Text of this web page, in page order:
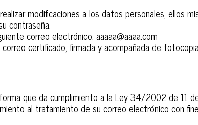
modificaciones a los datos personales, ellos
contraseña.
correo electrónico: aaaaa@aaaa.com
certificado, firmada y acompañada de
que da cumplimiento a la Ley 34/2002 de 11
al tratamiento de su correo electrónico con